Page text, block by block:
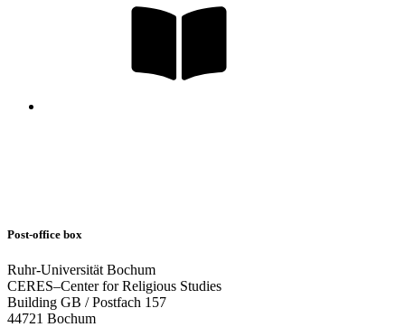
Post-office box
Ruhr-Universität Bochum
CERES–Center for Religious Studies
Building GB / Postfach 157
44721 Bochum